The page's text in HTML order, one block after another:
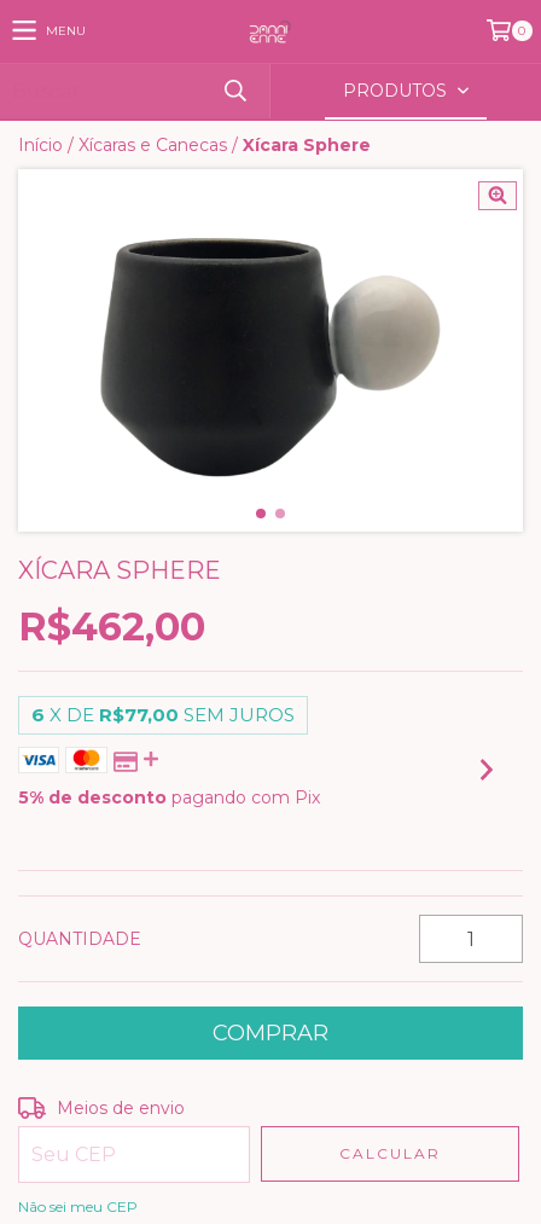
MENU 0
PRODUTOS
Início / Xícaras e Canecas / Xícara Sphere
XÍCARA SPHERE
R$462,00
6 X DE R$77,00 SEM JUROS
5% de desconto pagando com Pix
QUANTIDADE
Entregas para o CEP:
Meios de envio
CALCULAR
Não sei meu CEP